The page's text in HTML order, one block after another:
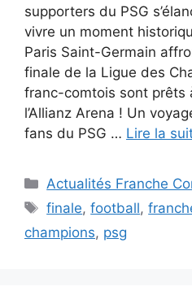
supporters du PSG
vivre un moment
Paris Saint-Germain
finale de la Ligue des
franc-comtois sont prêts
l’Allianz Arena ! Un
fans du PSG … Lire la
Catégories
Actualités Franche
Étiquettes
finale,football,
champions, psg